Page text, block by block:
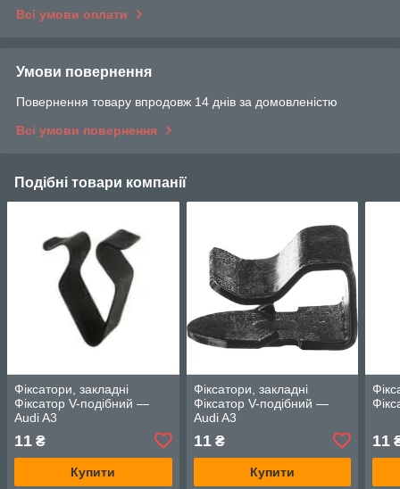
Всі умови оплати
Умови повернення
Повернення товару впродовж 14 днів за домовленістю
Всі умови повернення
Подібні товари компанії
Фіксатори, закладні
Фіксатор V-подібний —
Audi A3
11 ₴
Купити
Фіксатори, закладні
Фіксатор V-подібний —
Audi A3
11₴
Купити
11